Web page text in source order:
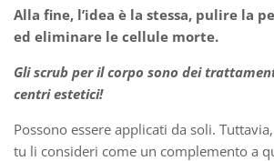
Alla fine, l’idea è la stessa, pulire la
ed eliminare le cellule morte.
Gli scrub per il corpo sono dei
centri estetici!
Possono essere applicati da soli.
tu li consideri come un complemento a